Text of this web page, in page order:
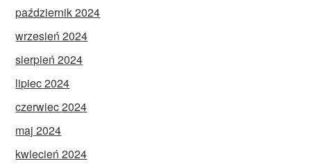
październik 2024
wrzesień 2024
sierpień 2024
lipiec 2024
czerwiec 2024
maj 2024
kwiecień 2024